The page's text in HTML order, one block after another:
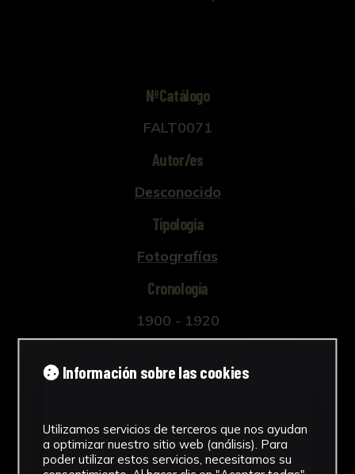
NºCatálogo
FALT0071
Autor/es
Desconocido
Tipología
Fotografías
Cronología
1900 - 1920
Figuración contemporánea
Fotografía
Ver más
Información sobre las cookies
Utilizamos servicios de terceros que nos ayudan
a optimizar nuestro sitio web (análisis). Para
poder utilizar estos servicios, necesitamos su